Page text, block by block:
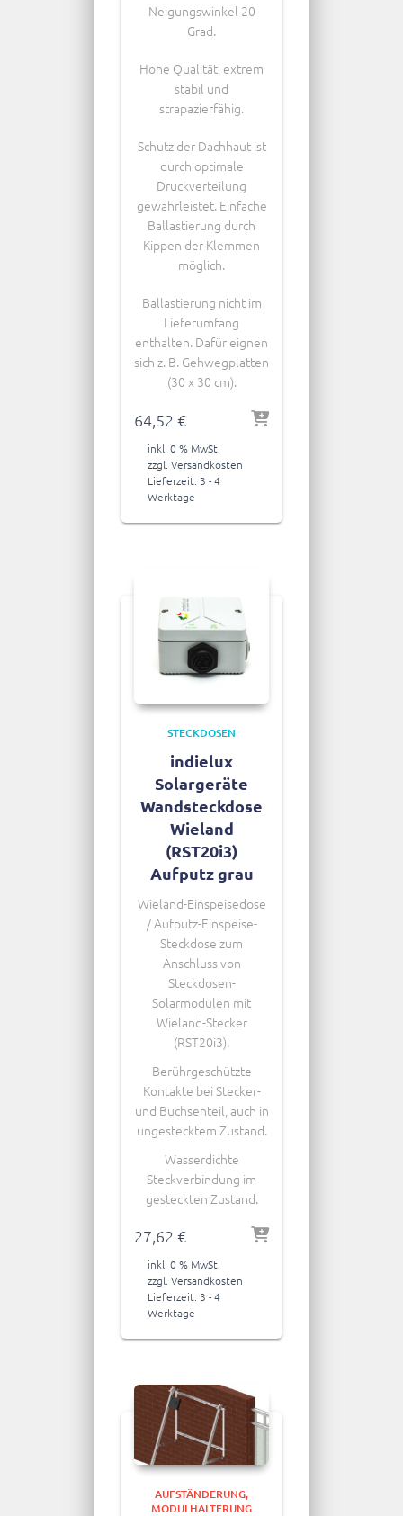
Neigungswinkel 20
Grad.
Hohe Qualität, extrem
stabil und
strapazierfähig.
Schutz der Dachhaut ist
durch optimale
Druckverteilung
gewährleistet. Einfache
Ballastierung durch
Kippen der Klemmen
möglich.
Ballastierung nicht im
Lieferumfang
enthalten. Dafür eignen
sich z. B. Gehwegplatten
(30 x 30 cm).
64,52 €
inkl. 0 % MwSt.
zzgl. Versandkosten
Lieferzeit: 3 - 4
Werktage
STECKDOSEN
indielux
Solargeräte
Wandsteckdose
Wieland
(RST20i3)
Aufputz grau
Wieland-Einspeisedose
/ Aufputz-Einspeise-
Steckdose zum
Anschluss von
Steckdosen-
Solarmodulen mit
Wieland-Stecker
(RST20i3).
Berührgeschützte
Kontakte bei Stecker-
und Buchsenteil, auch in
ungestecktem Zustand.
Wasserdichte
Steckverbindung im
gesteckten Zustand.
27,62 €
inkl. 0 % MwSt.
zzgl. Versandkosten
Lieferzeit: 3 - 4
Werktage
AUFSTÄNDERUNG
MODULHALTERUNG